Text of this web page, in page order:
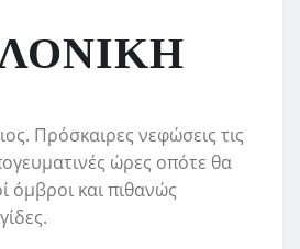
Πρόσκαιρες νεφώσεις τις
ώρες οπότε θα
όμβροι και πιθανώς